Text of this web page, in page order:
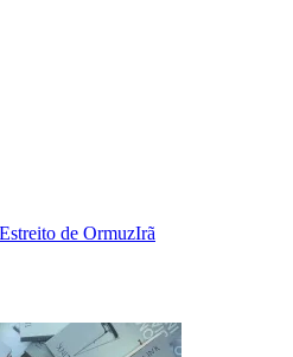
Estreito de OrmuzIrã